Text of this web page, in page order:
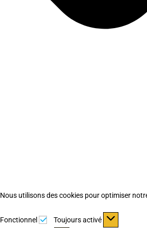
Nous utilisons des cookies pour optimiser
Fonctionnel Fonctionnel
Toujours activé